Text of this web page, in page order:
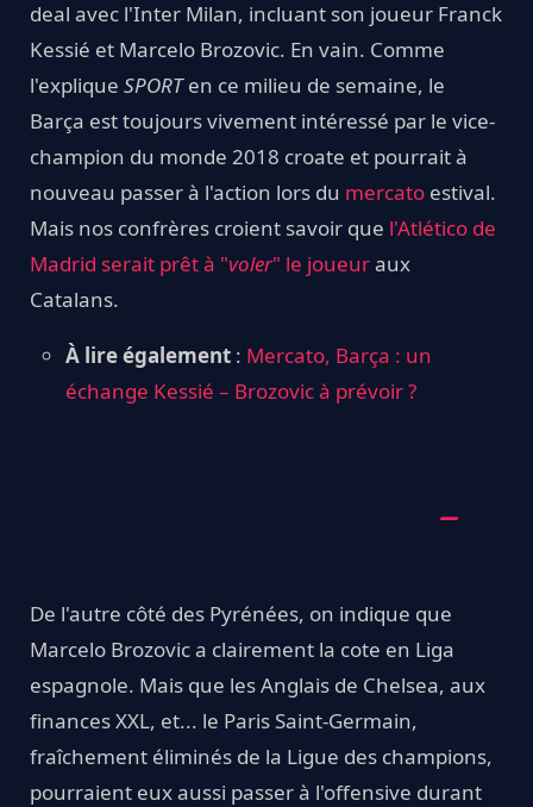
deal avec l'Inter Milan, incluant son joueur Franck
Kessié et Marcelo Brozovic. En vain. Comme
l'explique SPORTen ce milieu de semaine, le
Barça est toujours vivement intéressé par le vice-
champion du monde 2018 croate et pourrait à
nouveau passer à l'action lors du mercato estival.
Mais nos confrères croient savoir que l'Atlético de
Madrid serait prêt à "voler" le joueuraux
Catalans.
À lire également : Mercato, Barça : un
échange Kessié – Brozovic à prévoir ?
De l'autre côté des Pyrénées, on indique que
Marcelo Brozovic a clairement la cote en Liga
espagnole. Mais que les Anglais de Chelsea, aux
finances XXL, et... le Paris Saint-Germain,
fraîchement éliminés de la Ligue des champions,
pourraient eux aussi passer à l'offensive durant